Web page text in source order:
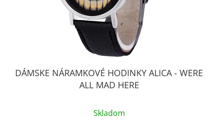
DÁMSKE NÁRAMKOVÉ HODINKY ALICA - WERE
ALL MAD HERE
Skladom